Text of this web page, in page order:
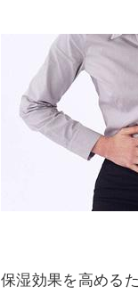
保湿効果を高める